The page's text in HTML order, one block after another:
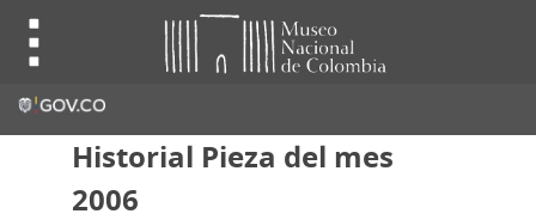
Historial Pieza del mes
2006